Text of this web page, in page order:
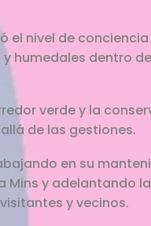
el nivel de
humedales dentro
verde y la
de las gestiones.
en su
y adelantando
y vecinos.